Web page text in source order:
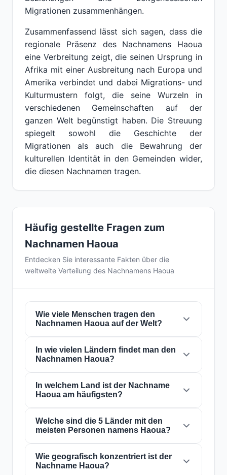
Migrationen zusammenhängen.
Zusammenfassend lässt sich sagen, dass die
regionale Präsenz des Nachnamens Haoua
eine Verbreitung zeigt, die seinen Ursprung in
Afrika mit einer Ausbreitung nach Europa und
Amerika verbindet und dabei Migrations- und
Kulturmustern folgt, die seine Wurzeln in
verschiedenen Gemeinschaften auf der
ganzen Welt begünstigt haben. Die Streuung
spiegelt sowohl die Geschichte der
Migrationen als auch die Bewahrung der
kulturellen Identität in den Gemeinden wider,
die diesen Nachnamen tragen.
Häufig gestellte Fragen zum
Nachnamen Haoua
Entdecken Sie interessante Fakten über die
weltweite Verteilung des Nachnamens Haoua
Wie viele Menschen tragen den
Nachnamen Haoua auf der Welt?
Derzeit gibt es weltweit etwa123.403
Personenmit dem Nachnamen
bedeutet, dass etwa 1 von64,828 Personen
auf der Welt diesen Nachnamen trägt. Er ist in
21 Ländernpräsent, was seine globale
Verbreitung widerspiegelt.
In wie vielen Ländern findet man den
Nachnamen Haoua?
Der NachnameHaouaist in 21 Ländernauf
der ganzen Welt präsent. Dies klassifiziert ihn
als einen Nachnamen mitlokalReichweite.
Seine Präsenz in mehreren Ländern weist auf
historische Migrations- und
Familiendispersionsmuster über die
Jahrhunderte hin.
In welchem Land ist der Nachname
Haoua am häufigsten?
Der NachnameHaouaist am häufigsten in
Tschad, wo ihn etwa 97.138 Personentragen.
Dies entspricht78.7%der weltweiten
Gesamtzahl der Personen mit diesem
Nachnamen. Die hohe Konzentration in diesem
Welche sind die 5 Länder mit den
meisten Personen namens Haoua?
Die 5 Länder mit der höchsten Anzahl von
Personen mit dem Nachnamen
Wie geografisch konzentriert ist der
Nachname Haoua?